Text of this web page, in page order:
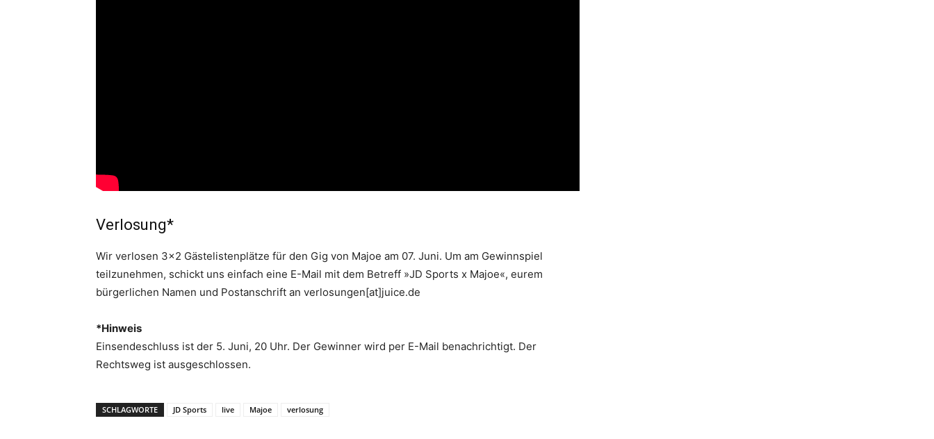
Verlosung*
Wir verlosen 3×2 Gästelistenplätze für den Gig von Majoe am 07. Juni. Um am Gewinnspiel
teilzunehmen, schickt uns einfach eine E-Mail mit dem Betreff »JD Sports x Majoe«, eurem
bürgerlichen Namen und Postanschrift an verlosungen[at]juice.de
*Hinweis
Einsendeschluss ist der 5. Juni, 20 Uhr. Der Gewinner wird per E-Mail benachrichtigt. Der
Rechtsweg ist ausgeschlossen.
SCHLAGWORTE JD Sports live Majoe verlosung